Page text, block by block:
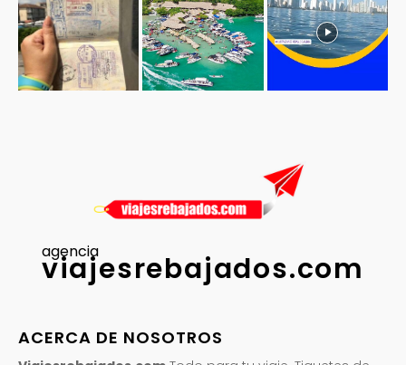
agencia
viajesrebajados.com
ACERCA DE NOSOTROS